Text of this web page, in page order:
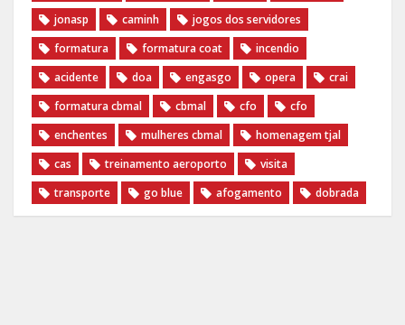
jonasp
caminh
jogos dos servidores
formatura
formatura coat
incendio
acidente
doa engasgo opera
crai
formatura cbmal
cbmal cfo
cfo
enchentes
mulheres cbmal
homenagem tjal
cas
treinamento aeroporto
visita
transporte
go blue afogamento dobrada